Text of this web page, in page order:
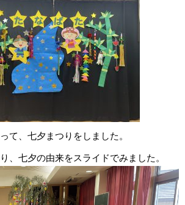
て、七夕まつりをしました。
、七夕の由来をスライドでみました。